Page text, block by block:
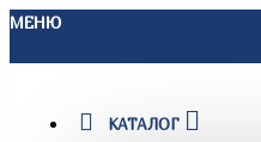
МЕНЮ
КАТАЛОГ